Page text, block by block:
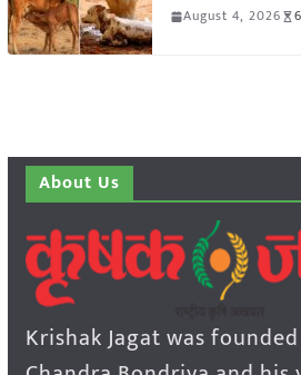
August 4, 2026
About Us
Krishak Jagat was